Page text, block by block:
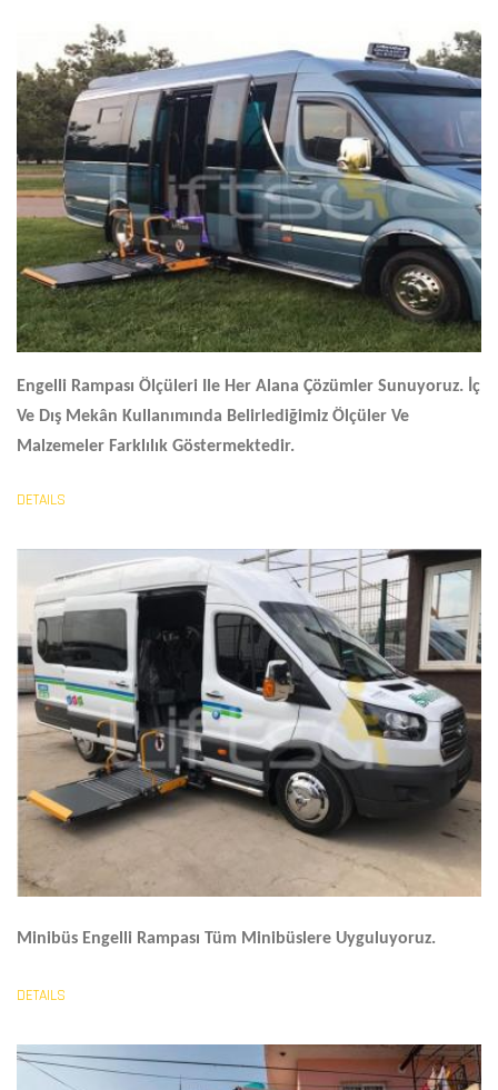
Engelli Rampası Ölçüleri Ile Her Alana Çözümler Sunuyoruz. İç
Ve Dış Mekân Kullanımında Belirlediğimiz Ölçüler Ve
Malzemeler Farklılık Göstermektedir.
DETAILS
Minibüs Engelli Rampası Tüm Minibüslere Uyguluyoruz.
DETAILS